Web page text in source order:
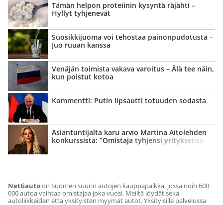
Tämän helpon proteiinin kysyntä räjähti –
Hyllyt tyhjenevät
Suosikkijuoma voi tehostaa painon­pudotusta –
Juo ruuan kanssa
Venäjän toimista vakava varoitus – Älä tee näin,
kun poistut kotoa
Kommentti: Putin lipsautti totuuden sodasta
Asian­tuntijalta karu arvio Martina Aitolehden
konkurssista: ”Omistaja tyhjensi yrityksensä
Nettiautoon Suomen suurin autojen kauppapaikka, jossa noin 600
000 autoa vaihtaa omistajaa joka vuosi. Meiltä löydät sekä
autoliikkeiden että yksityisten myymät autot. Yksityisille palvelussa